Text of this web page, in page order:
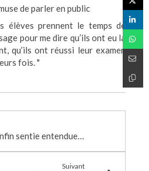
de parler en public
élèves prennent le temps de
pour me dire qu’ils ont eu la
qu’ils ont réussi leur examen
fois. "
“Je me suis enfin sentie entendue en réunion” : comment prendre la parole avec confiance et impact
Suivant